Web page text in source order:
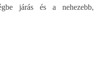
járás és a nehezebb,